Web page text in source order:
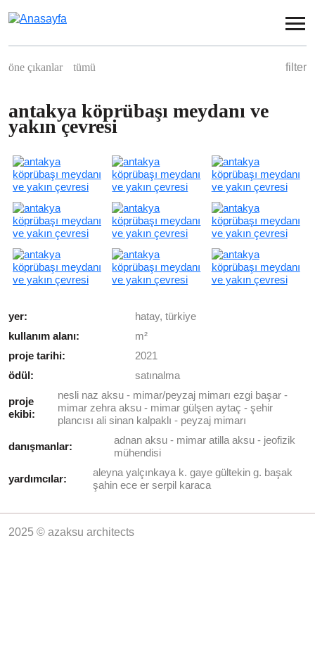
öne çıkanlar tümü filter
kentsel düzenleme peyzaj
antakya köprübaşı meydanı ve
yakın çevresi
yer:
hatay, türkiye
kullanım alanı:
m²
proje tarihi:
2021
ödül:
satınalma
proje
ekibi:
nesli naz aksu - mimar/peyzaj mimarı ezgi başar -
mimar zehra aksu - mimar gülşen aytaç - şehir
plancısı ali sinan kalpaklı - peyzaj mimarı
danışmanlar:
adnan aksu - mimaratilla aksu - jeofizik
mühendisi
yardımcılar:
aleyna yalçınkaya k. gaye gültekin g. başak
şahin ece er serpil karaca
2025 © azaksu architects